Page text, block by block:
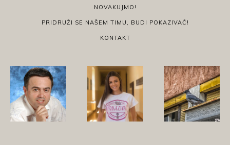
NOVAKUJMO!
PRIDRUŽI SE NAŠEM TIMU, BUDI POKAZIVAČ!
KONTAKT